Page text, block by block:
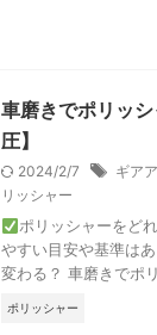
車磨きでポリッ
圧】
2024/2/7 ギア
リッシャー
ポリッシャーをど
やすい目安や基準は
変わる？ 車磨きでポ
ポリッシャー